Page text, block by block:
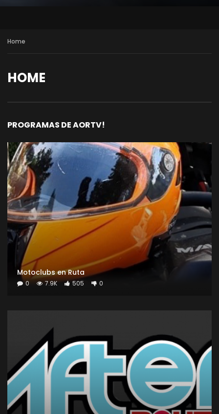
Home
HOME
PROGRAMAS DE AORTV!
Motoclubs en Ruta
0 7.9K 505 0